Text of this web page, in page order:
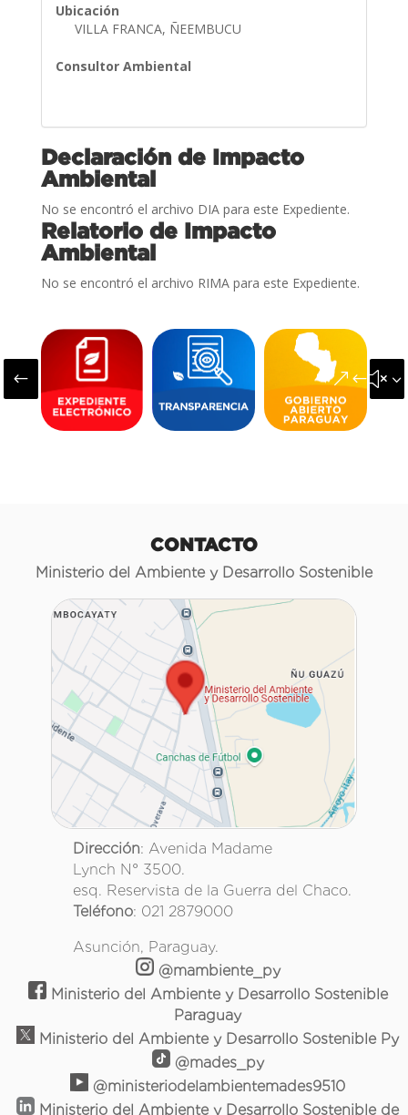
Ubicación
VILLA FRANCA, ÑEEMBUCU
Consultor Ambiental
Declaración de Impacto
Ambiental
No se encontró el archivo DIA para este Expediente.
Relatorio de Impacto
Ambiental
No se encontró el archivo RIMA para este Expediente.
#
CONTACTO
Ministerio del Ambiente y Desarrollo Sostenible
Dirección: Avenida Madame
Lynch N° 3500.
esq. Reservista de la Guerra del Chaco.
Teléfono: 021 2879000
Asunción, Paraguay.
@mambiente_py
Ministerio del Ambiente y Desarrollo Sostenible
Paraguay
Ministerio del Ambiente y Desarrollo Sostenible Py
@mades_py
@ministeriodelambientemades9510
Ministerio del Ambiente y Desarrollo Sostenible de